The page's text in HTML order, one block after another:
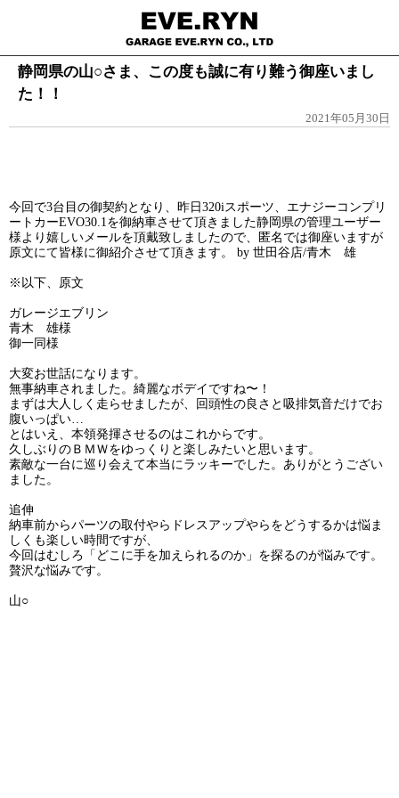
静岡県の山○さま、この度も誠に有り難う御座いまし
た！！
2021年05月30日
今回で3台目の御契約となり、昨日320iスポーツ、エナジーコンプリ
ートカーEVO30.1を御納車させて頂きました静岡県の管理ユーザー
様より嬉しいメールを頂戴致しましたので、匿名では御座いますが
原文にて皆様に御紹介させて頂きます。 by 世田谷店/青木 雄
※以下、原文
ガレージエブリン
青木 雄様
御一同様
大変お世話になります。
無事納車されました。綺麗なボデイですね〜！
まずは大人しく走らせましたが、回頭性の良さと吸排気音だけでお
腹いっぱい…
とはいえ、本領発揮させるのはこれからです。
久しぶりのＢＭＷをゆっくりと楽しみたいと思います。
素敵な一台に巡り会えて本当にラッキーでした。ありがとうござい
ました。
追伸
納車前からパーツの取付やらドレスアップやらをどうするかは悩ま
しくも楽しい時間ですが、
今回はむしろ「どこに手を加えられるのか」を探るのが悩みです。
贅沢な悩みです。
山○